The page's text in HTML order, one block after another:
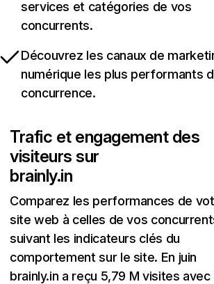
services et catégories de vos
concurrents.
Découvrez les canaux de
numérique les plus performants
concurrence.
Trafic et engagement des
visiteurs sur
brainly.in
Comparez les performances de
site web à celles de vos
suivant les indicateurs clés du
comportement sur le site. En juin
brainly.in a reçu 5,79 M visites avec